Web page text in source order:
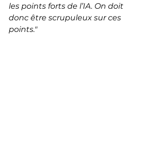
les points forts de l’IA. On doit
donc être scrupuleux sur ces
points."